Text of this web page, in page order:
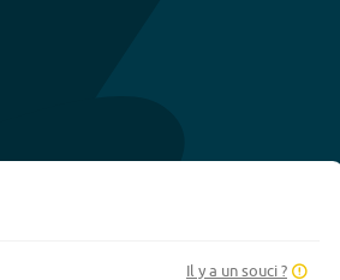
Il y a un souci ?